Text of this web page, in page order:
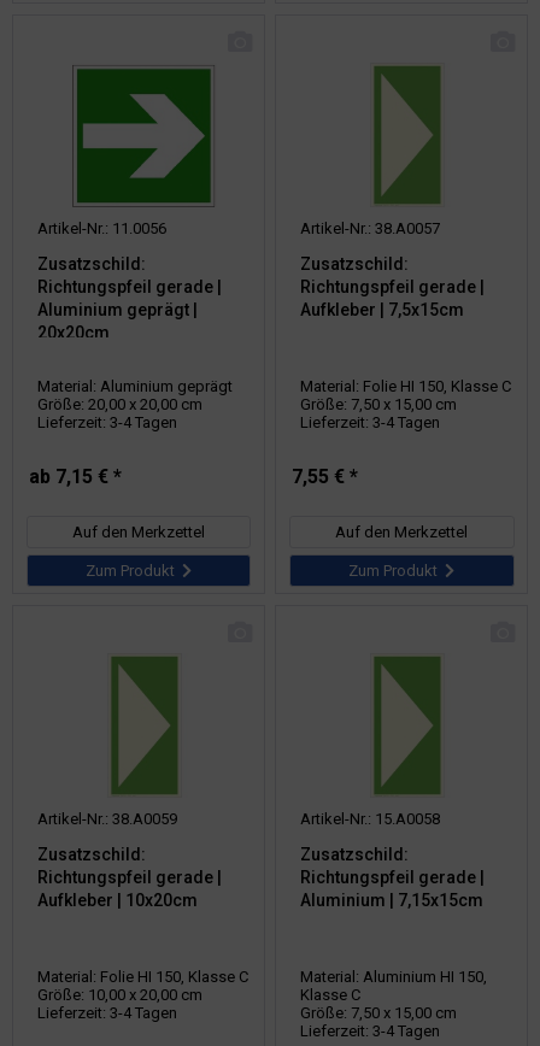
Artikel-Nr.: 11.0056
Zusatzschild:
Richtungspfeil gerade |
Aluminium geprägt |
20x20cm
Material: Aluminium geprägt
Größe: 20,00 x 20,00 cm
Lieferzeit: 3-4 Tagen
ab 7,15 € *
Auf den Merkzettel
Zum Produkt
Artikel-Nr.: 38.A0057
Zusatzschild:
Richtungspfeil gerade |
Aufkleber | 7,5x15cm
Material: Folie HI 150, Klasse C
Größe: 7,50 x 15,00 cm
Lieferzeit: 3-4 Tagen
7,55 € *
Auf den Merkzettel
Zum Produkt
Artikel-Nr.: 38.A0059
Zusatzschild:
Richtungspfeil gerade |
Aufkleber | 10x20cm
Material: Folie HI 150, Klasse C
Größe: 10,00 x 20,00 cm
Lieferzeit: 3-4 Tagen
Artikel-Nr.: 15.A0058
Zusatzschild:
Richtungspfeil gerade |
Aluminium | 7,15x15cm
Material: Aluminium HI 150,
Klasse C
Größe: 7,50 x 15,00 cm
Lieferzeit: 3-4 Tagen